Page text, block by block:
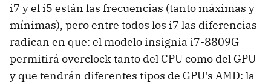
i7 y el i5 están las frecuencias (tanto máximas y
mínimas), pero entre todos los i7 las diferencias
radican en que: el modelo insignia i7-8809G
permitirá overclock tanto del CPU como del GPU
y que tendrán diferentes tipos de GPU's AMD: la